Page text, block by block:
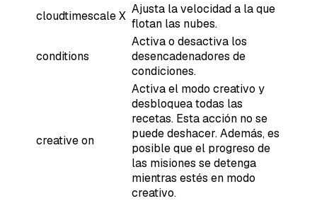
cloudtimescale X Ajusta la velocidad a la que
flotan las nubes.
conditions
Activa o desactiva los
desencadenadores de
condiciones.
creative on
Activa el modo creativo y
desbloquea todas las
recetas. Esta acción no se
puede deshacer. Además, es
posible que el progreso de
las misiones se detenga
mientras estés en modo
creativo.